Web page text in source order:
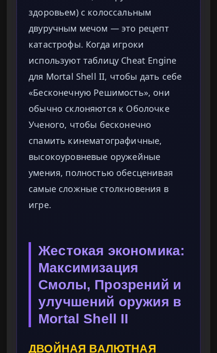
здоровьем) с колоссальным
двуручным мечом — это рецепт
катастрофы. Когда игроки
используют таблицу Cheat Engine
для Mortal Shell II, чтобы дать себе
«Бесконечную Решимость», они
обычно склоняются к Оболочке
Ученого, чтобы бесконечно
спамить кинематографичные,
высокоуровневые оружейные
умения, полностью обесценивая
самые сложные столкновения в
игре.
Жестокая экономика:
Максимизация
Смолы, Прозрений и
улучшений оружия в
Mortal Shell II
ДВОЙНАЯ ВАЛЮТНАЯ